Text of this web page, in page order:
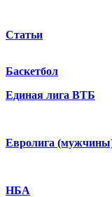
Статьи
Баскетбол
Единая лига ВТБ
Евролига
НБА